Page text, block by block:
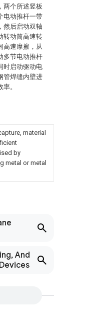
两个所述竖板
电动推杆一带
然后启动双轴
转动筒高速转
高速摩擦，从
多节电动推杆
时启动驱动电
管焊缝内壁进
。
material
by
metal or metal
And